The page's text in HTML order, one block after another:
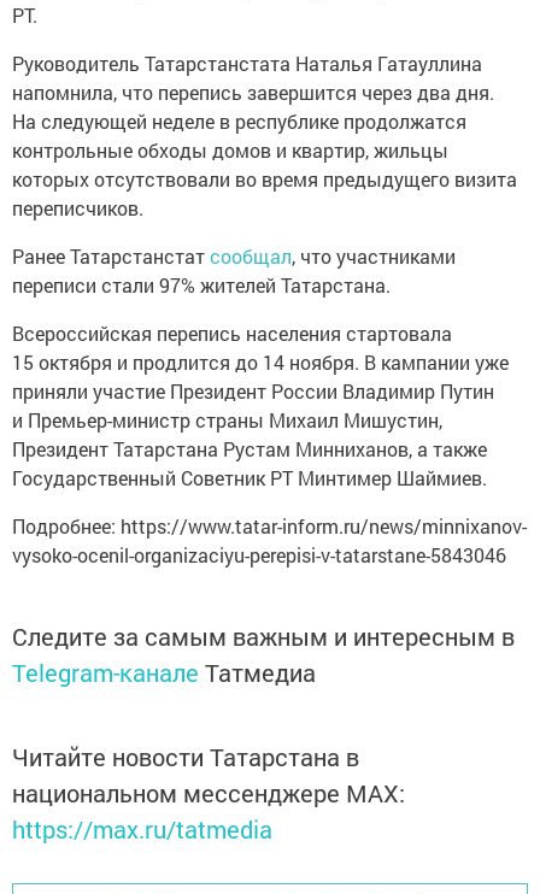
РТ.
Руководитель Татарстанстата Наталья Гатауллина
напомнила, что перепись завершится через два дня.
На следующей неделе в республике продолжатся
контрольные обходы домов и квартир, жильцы
которых отсутствовали во время предыдущего визита
переписчиков.
Ранее Татарстанстатсообщал, что участниками
переписи стали 97% жителей Татарстана.
Всероссийская перепись населения стартовала
15 октября и продлится до 14 ноября. В кампании уже
приняли участие Президент России Владимир Путин
и Премьер-министр страны Михаил Мишустин,
Президент Татарстана Рустам Минниханов, а также
Государственный Советник РТ Минтимер Шаймиев.
Подробнее: https://www.tatar-inform.ru/news/minnixanov-
vysoko-ocenil-organizaciyu-perepisi-v-tatarstane-5843046
Следите за самым важным и интересным в
Telegram-канале Татмедиа
Читайте новости Татарстана в
национальном мессенджере MАХ:
https://max.ru/tatmedia